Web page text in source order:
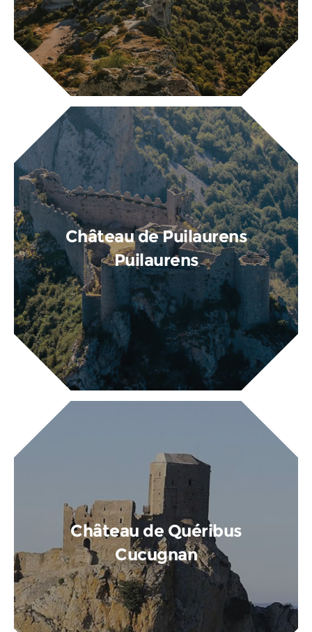
Château de Puilaurens
Puilaurens
Château de Quéribus
Cucugnan